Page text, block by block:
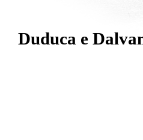
Duduca e